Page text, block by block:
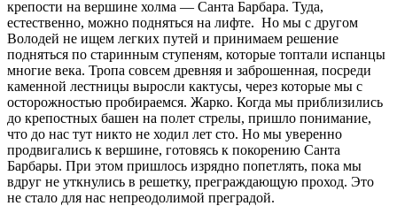
крепости на вершине холма — Санта Барбара. Туда,
естественно, можно подняться на лифте. Но мы с другом
Володей не ищем легких путей и принимаем решение
подняться по старинным ступеням, которые топтали испанцы
многие века. Тропа совсем древняя и заброшенная, посреди
каменной лестницы выросли кактусы, через которые мы с
осторожностью пробираемся. Жарко. Когда мы приблизились
до крепостных башен на полет стрелы, пришло понимание,
что до нас тут никто не ходил лет сто. Но мы уверенно
продвигались к вершине, готовясь к покорению Санта
Барбары. При этом пришлось изрядно попетлять, пока мы
вдруг не уткнулись в решетку, преграждающую проход. Это
не стало для нас непреодолимой преградой.